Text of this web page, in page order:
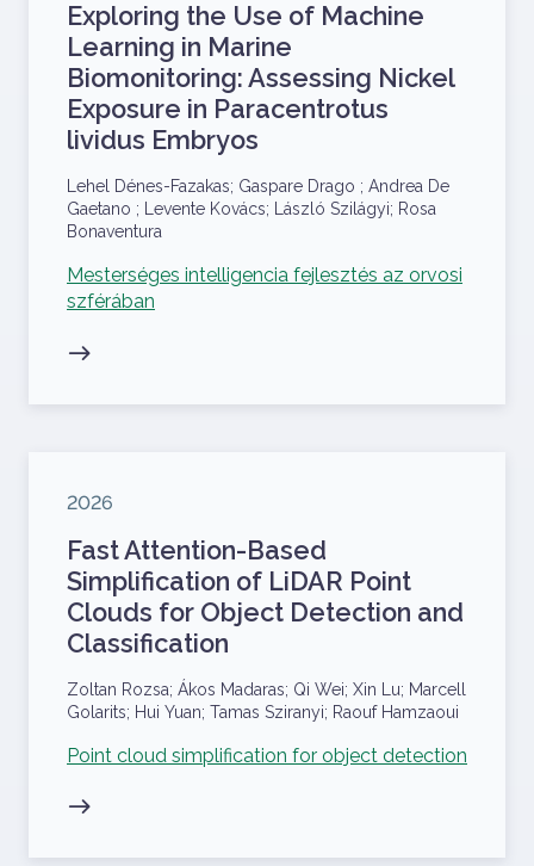
Exploring the Use of Machine
Learning in Marine
Biomonitoring: Assessing Nickel
Exposure in Paracentrotus
lividus Embryos
Szerzők
Lehel Dénes-Fazakas; Gaspare Drago ; Andrea De
Gaetano ; Levente Kovács; László Szilágyi; Rosa
Bonaventura
Kapcsolódó projekt
Mesterséges intelligencia fejlesztés az orvosi
szférában
Megjelenés éve
2026
Fast Attention-Based
Simplification of LiDAR Point
Clouds for Object Detection and
Classification
Szerzők
Zoltan Rozsa; Ákos Madaras; Qi Wei; Xin Lu; Marcell
Golarits; Hui Yuan; Tamas Sziranyi; Raouf Hamzaoui
Kapcsolódó projekt
Point cloud simplification for object detection